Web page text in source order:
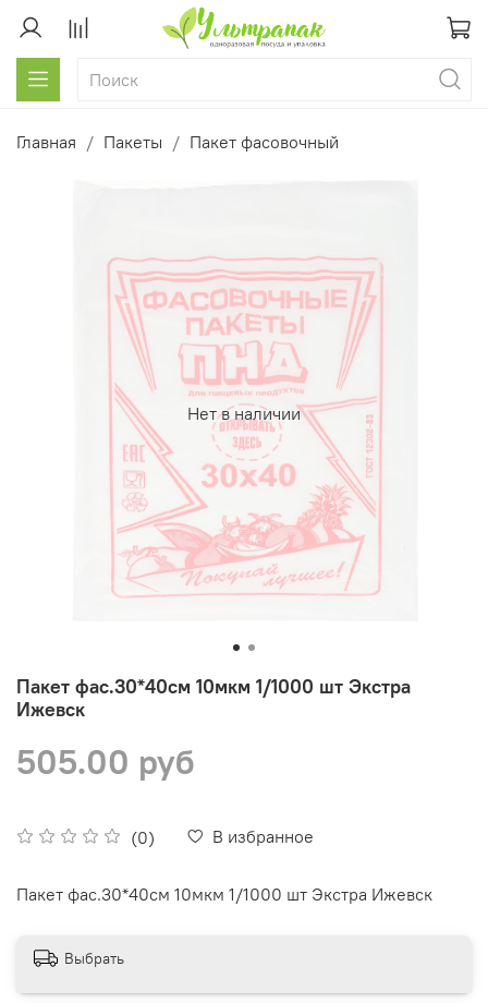
Главная Пакеты Пакет фасовочный
Нет в наличии
Пакет фас.30*40см 10мкм 1/1000 шт Экстра
Ижевск
(0) В избранное
505.00 руб
Пакет фас.30*40см 10мкм 1/1000 шт Экстра Ижевск
Выбрать